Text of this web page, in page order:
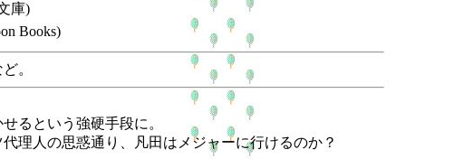
庫)
Books)
。
るという強硬手段に。
理人の思惑通り、凡田はメジャーに行けるのか？